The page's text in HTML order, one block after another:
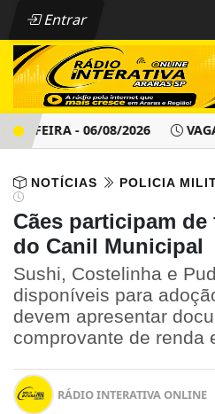
Entrar
FEIRA - 06/08/2026 VAGAS
NOTÍCIAS POLICIA
Cães participam
do Canil Municipal
Sushi, Costelinha e
disponíveis para
devem apresentar
comprovante de renda
RÁDIO INTERATIVA ONLINE